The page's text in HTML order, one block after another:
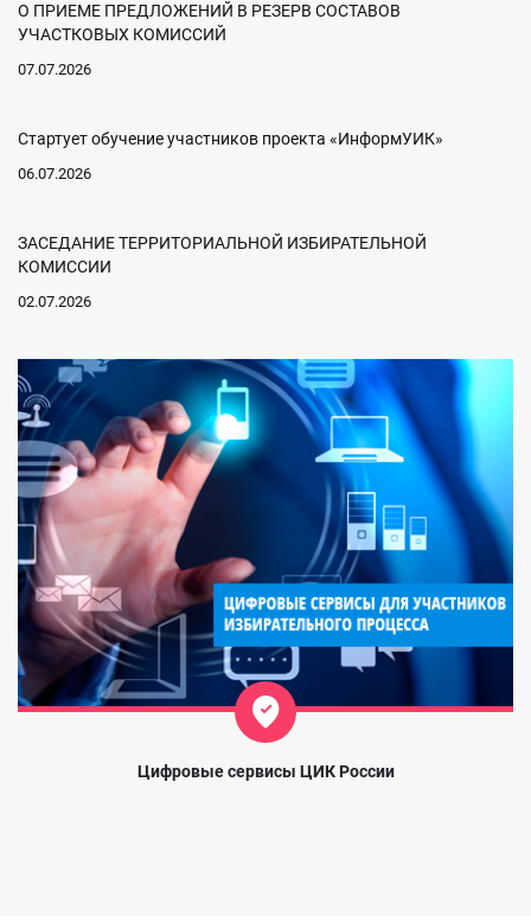
О ПРИЕМЕ ПРЕДЛОЖЕНИЙ В РЕЗЕРВ СОСТАВОВ
УЧАСТКОВЫХ КОМИССИЙ
07.07.2026
Стартует обучение участников проекта «ИнформУИК»
06.07.2026
ЗАСЕДАНИЕ ТЕРРИТОРИАЛЬНОЙ ИЗБИРАТЕЛЬНОЙ
КОМИССИИ
02.07.2026
Цифровые сервисы ЦИК России